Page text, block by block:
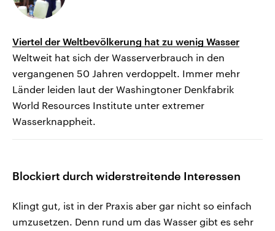
Viertel der Weltbevölkerung hat zu wenig Wasser
Weltweit hat sich der Wasserverbrauch in den
vergangenen 50 Jahren verdoppelt. Immer mehr
Länder leiden laut der Washingtoner Denkfabrik
World Resources Institute unter extremer
Wasserknappheit.
Blockiert durch widerstreitende Interessen
Klingt gut, ist in der Praxis aber gar nicht so einfach
umzusetzen. Denn rund um das Wasser gibt es sehr